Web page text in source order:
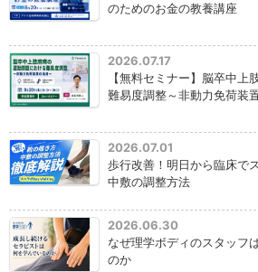
のためのお金の教養講座
2026.07.17
【無料セミナー】脳卒中上
難易度調整～非動力免荷装
2026.07.01
歩行改善！明日から臨床で
中敷の調整方法
2026.06.30
なぜ理学ボディのスタッフ
のか